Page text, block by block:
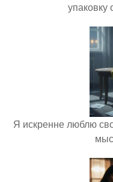
упаковку
Я искренне люблю